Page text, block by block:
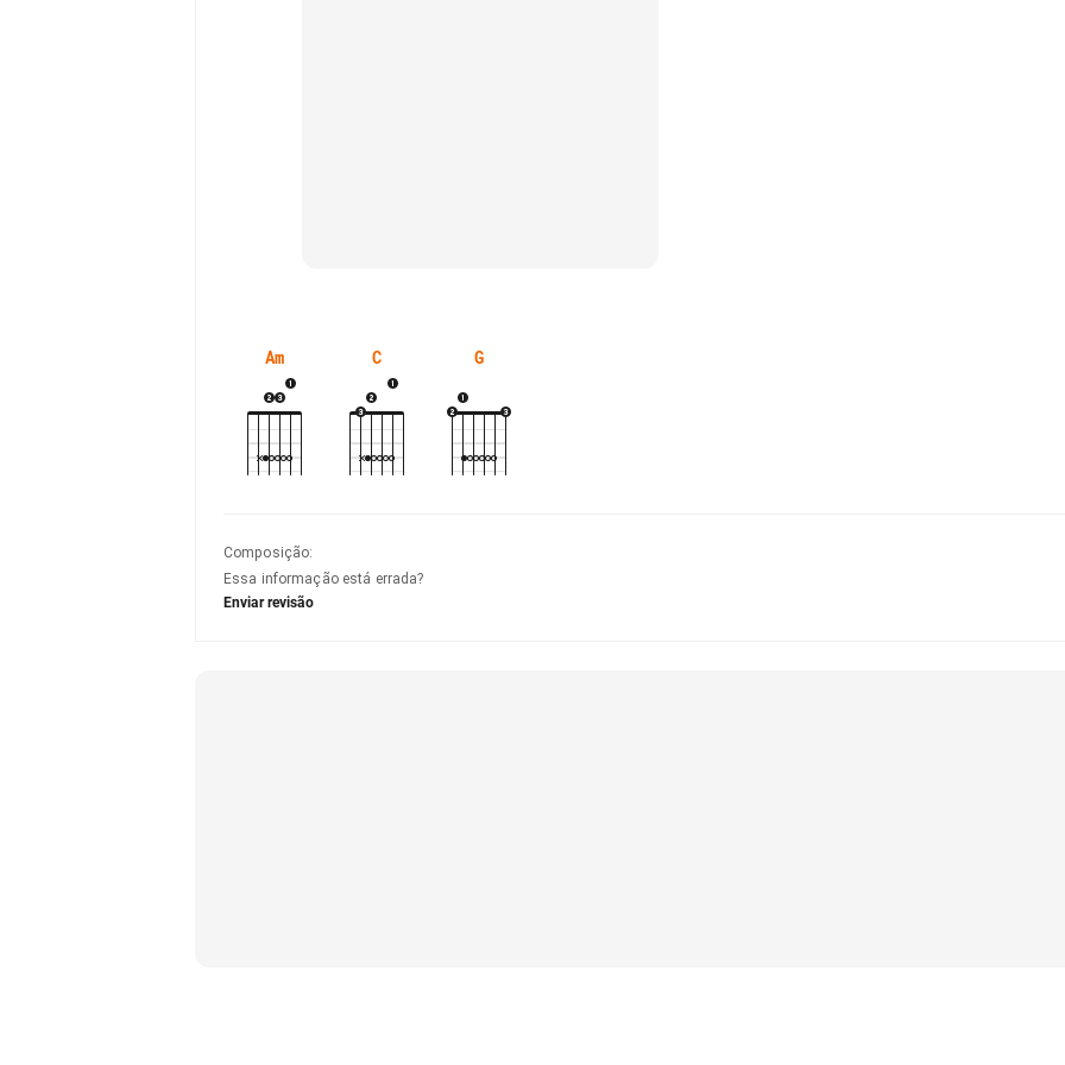
Am C G
Composição:
Essa informação está errada?
Enviar revisão